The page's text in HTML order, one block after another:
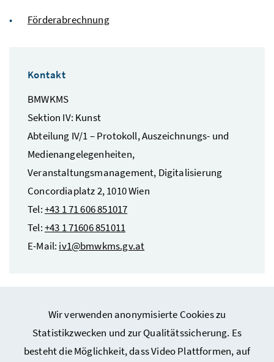
Wir verwenden anonymisierte Cookies zu
Statistikzwecken und zur Qualitätssicherung. Es
besteht die Möglichkeit, dass Video Plattformen, auf
Förderabrechnung
Kontakt
BMWKMS
Sektion IV: Kunst
Abteilung IV/1 – Protokoll, Auszeichnungs- und
Medienangelegenheiten,
Veranstaltungsmanagement, Digitalisierung
Concordiaplatz 2, 1010 Wien
Tel:+43 1 71 606 851017
Tel:+43 1 71606 851011
E-Mail: iv1@bmwkms.gv.at
Webseiten Kunst und Kultur